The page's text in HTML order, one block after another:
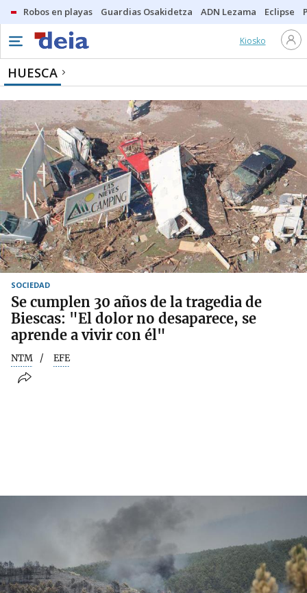
Robos en playas Guardias Osakidetza ADN Lezama Eclipse
Kiosko
HUESCA
SOCIEDAD
Se cumplen 30 años de la tragedia de
Biescas: "El dolor no desaparece, se
aprende a vivir con él"
NTM EFE